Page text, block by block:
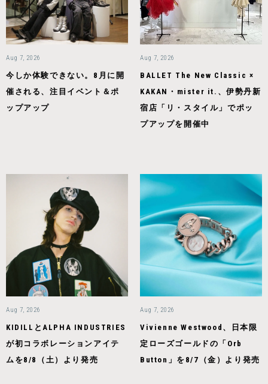
Aug 7, 2026
今しか体験できない。8月に開
催される、注目イベント＆ポ
ップアップ
Aug 7, 2026
BALLET The New Classic ×
KAKAN・mister it.、伊勢丹新
宿店「リ・スタイル」でポッ
プアップを開催中
Aug 7, 2026
KIDILLとALPHA INDUSTRIES
が初コラボレーションアイテ
ムを8/8（土）より発売
Aug 7, 2026
Vivienne Westwood、日本限
定ローズゴールドの「Orb
Button」を8/7（金）より発売